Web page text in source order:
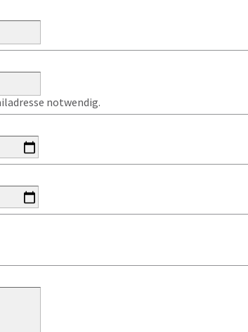
notwendig.